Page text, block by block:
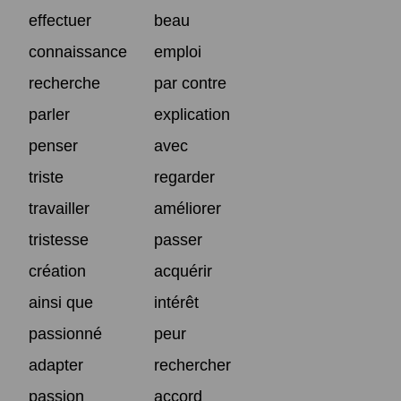
effectuer
beau
connaissance
emploi
recherche
par contre
parler
explication
penser
avec
triste
regarder
travailler
améliorer
tristesse
passer
création
acquérir
ainsi que
intérêt
passionné
peur
adapter
rechercher
passion
accord